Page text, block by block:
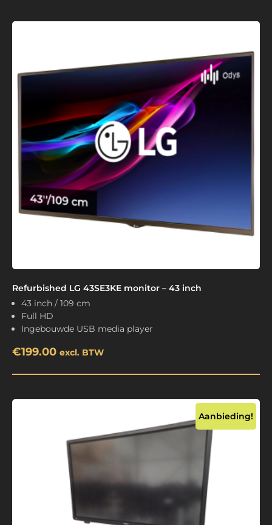
Refurbished LG 43SE3KE monitor – 43 inch
43 inch / 109 cm
Full HD
Ingebouwde USB media player
€199.00 excl. BTW
Aanbieding!